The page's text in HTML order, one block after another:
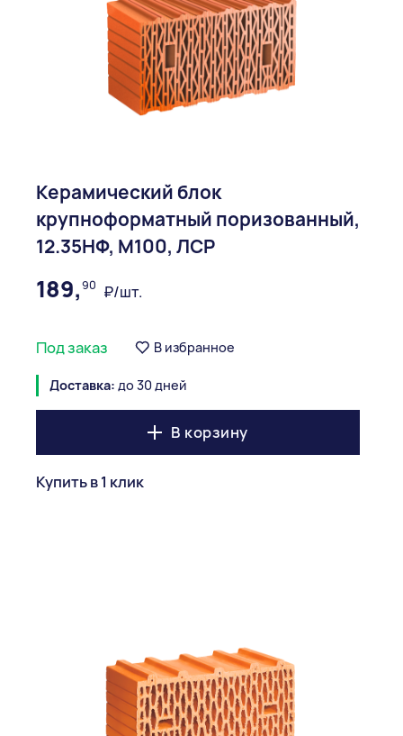
Керамический блок
крупноформатный поризованный,
12.35НФ, М100, ЛСР
189,90 ₽/шт.
Под заказ В избранное
Доставка: до 30 дней
В корзину
Купить в 1 клик